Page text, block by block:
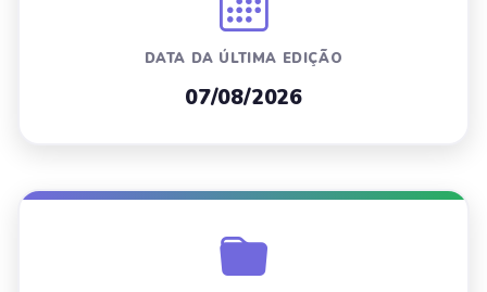
DATA DA ÚLTIMA EDIÇÃO
07/08/2026